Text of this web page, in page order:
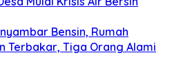
Bensin, Rumah
Terbakar, Tiga Orang Alami